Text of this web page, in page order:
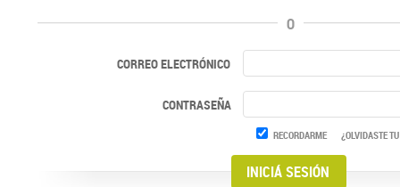
O
CORREO ELECTRÓNICO
CONTRASEÑA
RECORDARME ¿OLVIDASTE TU